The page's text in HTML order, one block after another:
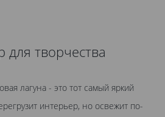
для творчества
лагуна - это тот самый яркий
интерьер, но освежит по-